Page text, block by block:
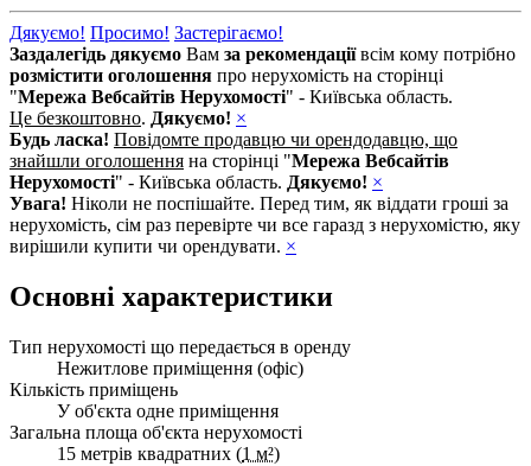
Дякуємо! Просимо! Застерігаємо!
Заздалегідь дякуємо Вам за рекомендаціївсім кому потрібно
розмістити оголошення про нерухомість на сторінці
"Мережа Вебсайтів Нерухомості" - Київська область.
Це безкоштовно. Дякуємо! ×
Будь ласка! Повідомте продавцю чи орендодавцю, що
знайшли оголошення на сторінці "Мережа Вебсайтів
Нерухомості" - Київська область. Дякуємо! ×
Увага! Ніколи не поспішайте. Перед тим, як віддати гроші за
нерухомість, сім раз перевірте чи все гаразд з нерухомістю, яку
вирішили купити чи орендувати. ×
Основні характеристики
Тип нерухомості що передається в оренду
Нежитлове приміщення (офіс)
Кількість приміщень
У об'єкта одне приміщення
Загальна площа об'єкта нерухомості
15 метрів квадратних (1 м²)